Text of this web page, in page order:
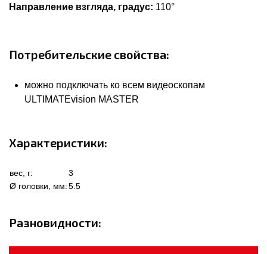
Направление взгляда, градус: 110°
Потребительские свойства:
можно подключать ко всем видеоскопам
ULTIMATEvision MASTER
Характеристики:
вес, г:
3
Ø головки, мм:5.5
Разновидности: